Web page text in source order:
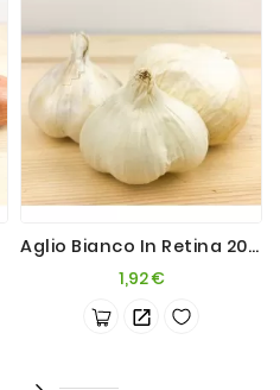
Aglio Bianco In Retina 200g
1,92 €Prezzo